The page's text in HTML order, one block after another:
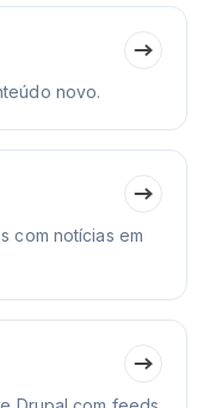
novo.
com notícias em